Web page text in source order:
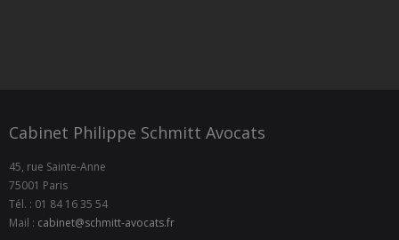
Cabinet Philippe Schmitt Avocats
45, rue Sainte-Anne
75001 Paris
Tél. : 01 84 16 35 54
Mail : cabinet@schmitt-avocats.fr